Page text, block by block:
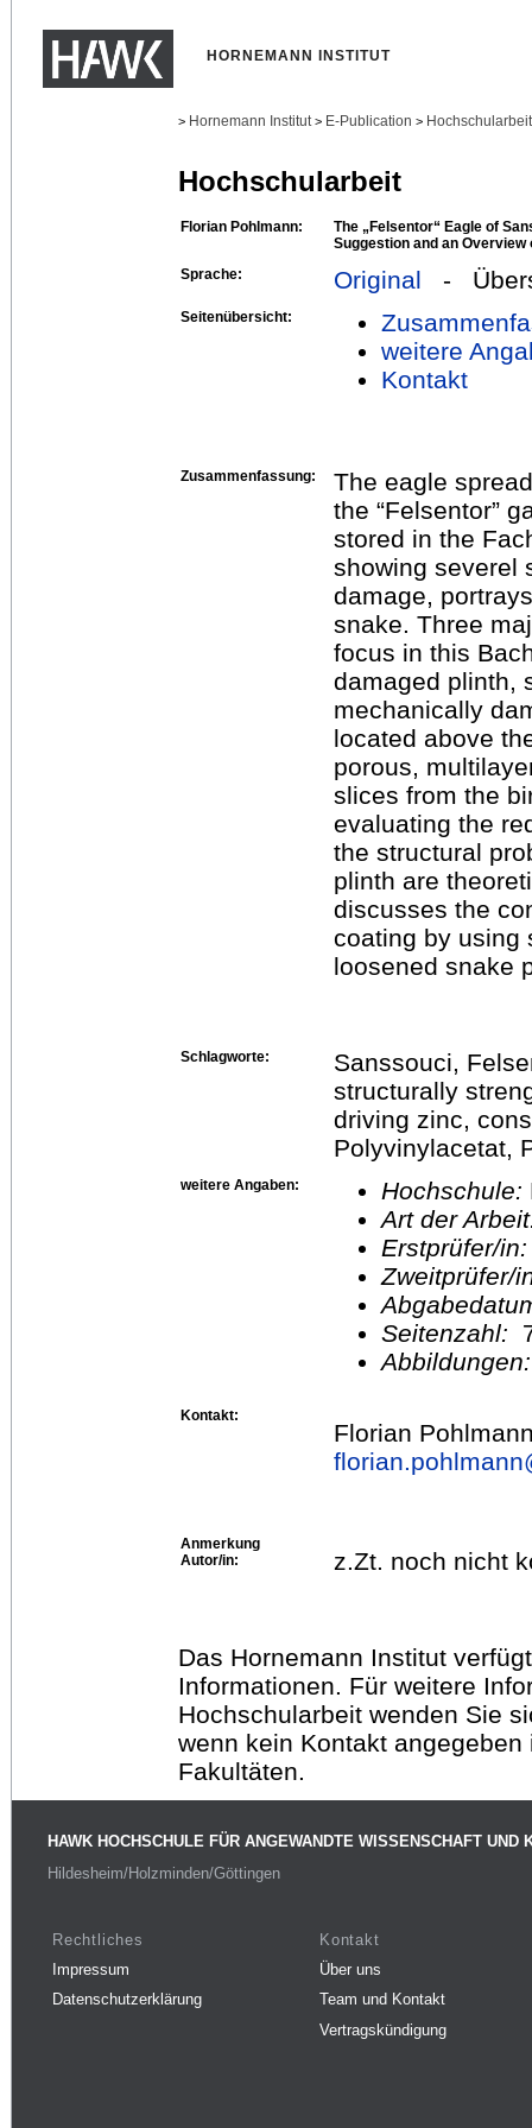
HORNEMANN INSTITUT
> Hornemann Institut > E-Publication >
Hochschularbeit
Florian Pohlmann:
The „Felsentor“ Eagle of
Suggestion and an
Sprache:
Original -
Seitenübersicht:
weitere
Kontakt
Zusammenfassung:
The eagle
the “Felsentor”
stored in the
showing severel
damage,
snake. Three
focus in this
damaged plinth,
mechanically
located above
porous,
slices from the
evaluating the
the structural
plinth are
discusses the
coating by using
loosened snake
Schlagworte:
Sanssouci,
structurally
driving zinc,
Polyvinylacetat,
weitere Angaben: Hochschule:
Art der
Erstprüfer/
Seitenzahl:
Kontakt:
Florian
Anmerkung
Autor/in:
z.Zt. noch nicht
Das Hornemann Institut
Informationen. Für weitere
Hochschularbeit wenden Sie
wenn kein Kontakt
Fakultäten.
HAWK HOCHSCHULE FÜR ANGEWANDTE WISSENSCHAFT UND
Hildesheim/Holzminden/Göttingen
Rechtliches
Impressum
Datenschutzerklärung
Kontakt
Über uns
Team und Kontakt
Vertragskündigung